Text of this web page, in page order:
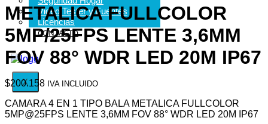
Video Tester y Fuentes
Licencias
CONTACTO
X
METALICA FULLCOLOR
5MP/25FPS LENTE 3,6MM
FOV 88° WDR LED 20M IP67
$200.158 IVA INCLUIDO
CAMARA 4 EN 1 TIPO BALA METALICA FULLCOLOR
5MP@25FPS LENTE 3,6MM FOV 88° WDR LED 20M IP67